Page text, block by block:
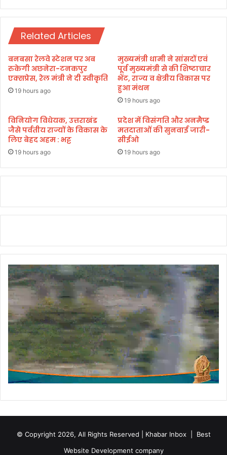
5
में
ग
ड़
ब
ड़ी
व
दा
प्र
बं
ध
कां
का
ज
भ
व
न
कू
च
Related Articles
बनबसा रेलवे स्टेशन पर अब
रुकेगी अछनेरा-टनकपुर
एक्सप्रेस, रेल मंत्री ने दी स्वीकृति
19 hours ago
मुख्यमंत्री धामी ने सांसदों एवं
पूर्व मुख्यमंत्री से की शिष्टाचार
भेंट, राज्य व क्षेत्रीय विकास पर
हुआ मंथन
19 hours ago
विनियोग विधेयक, उत्तराखंड
जैसे पर्वतीय राज्यों के विकास के
लिए बेहद अहम : भट्ट
19 hours ago
प्रदेश में विसंगति और अनमैप्ड
मतदाताओं की सुनवाई जारी-
सीईओ
19 hours ago
© Copyright 2026, All Rights Reserved | Khabar Inbox | Best
Website Development company